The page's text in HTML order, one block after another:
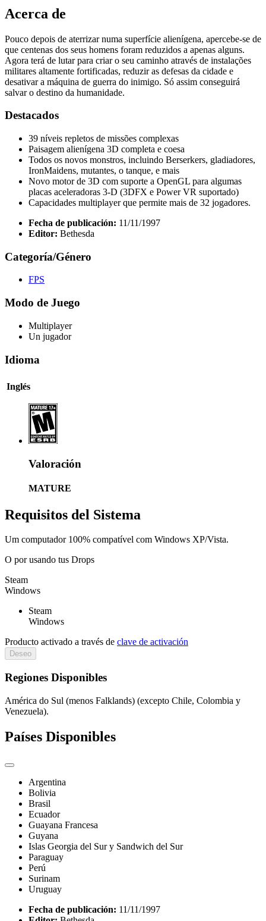
Acerca de
Pouco depois de aterrizar numa superfície alienígena, apercebe-se de
que centenas dos seus homens foram reduzidos a apenas alguns.
Agora terá de lutar para criar o seu caminho através de instalações
militares altamente fortificadas, reduzir as defesas da cidade e
desativar a máquina de guerra do inimigo. Só assim conseguirá
salvar o destino da humanidade.
Destacados
39 níveis repletos de missões complexas
Paisagem alienígena 3D completa e coesa
Todos os novos monstros, incluindo Berserkers, gladiadores,
IronMaidens, mutantes, o tanque, e mais
Novo motor de 3D com suporte a OpenGL para algumas
placas aceleradoras 3-D (3DFX e Power VR suportado)
Capacidades multiplayer que permite mais de 32 jogadores.
Fecha de publicación: 11/11/1997
Editor: Bethesda
Categoría/Género
FPS
Modo de Juego
Multiplayer
Un jugador
Idioma
Inglés
Valoración
MATURE
Requisitos del Sistema
Um computador 100% compatível com Windows XP/Vista.
O porusando tus Drops
Steam
Windows
Steam
Windows
Producto activado a través de clave de activación
Deseo
Regiones Disponibles
América do Sul (menos Falklands) (excepto Chile, Colombia y
Venezuela).
Países Disponibles
Argentina
Bolivia
Brasil
Ecuador
Guayana Francesa
Guyana
Islas Georgia del Sur y Sandwich del Sur
Paraguay
Perú
Surinam
Uruguay
Fecha de publicación: 11/11/1997